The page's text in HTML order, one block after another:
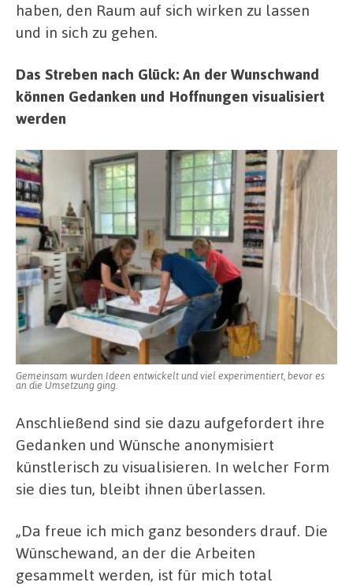
haben, den Raum auf sich wirken zu lassen
und in sich zu gehen.
Das Streben nach Glück: An der Wunschwand
können Gedanken und Hoffnungen visualisiert
werden
Gemeinsam wurden Ideen entwickelt und viel experimentiert, bevor es
an die Umsetzung ging.
Anschließend sind sie dazu aufgefordert ihre
Gedanken und Wünsche anonymisiert
künstlerisch zu visualisieren. In welcher Form
sie dies tun, bleibt ihnen überlassen.
„Da freue ich mich ganz besonders drauf. Die
Wünschewand, an der die Arbeiten
gesammelt werden, ist für mich total